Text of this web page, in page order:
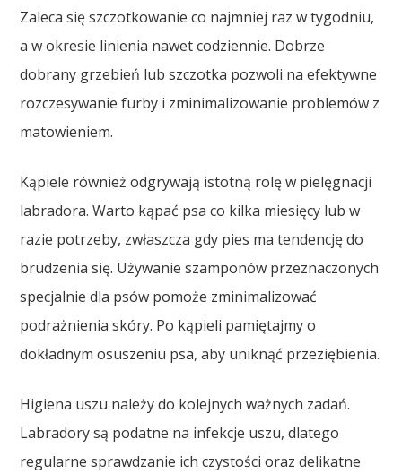
Zaleca się szczotkowanie co najmniej raz w tygodniu,
a w okresie linienia nawet codziennie. Dobrze
dobrany grzebień lub szczotka pozwoli na efektywne
rozczesywanie furby i zminimalizowanie problemów z
matowieniem.
Kąpiele również odgrywają istotną rolę w pielęgnacji
labradora. Warto kąpać psa co kilka miesięcy lub w
razie potrzeby, zwłaszcza gdy pies ma tendencję do
brudzenia się. Używanie szamponów przeznaczonych
specjalnie dla psów pomoże zminimalizować
podrażnienia skóry. Po kąpieli pamiętajmy o
dokładnym osuszeniu psa, aby uniknąć przeziębienia.
Higiena uszu należy do kolejnych ważnych zadań.
Labradory są podatne na infekcje uszu, dlatego
regularne sprawdzanie ich czystości oraz delikatne